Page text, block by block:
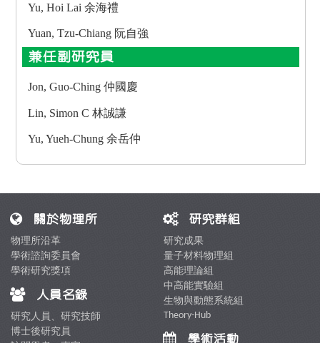
Yu, Hoi Lai 余海禮
Yuan, Tzu-Chiang 阮自強
兼任副研究員
Jon, Guo-Ching 仲國慶
Lin, Simon C 林誠謙
Yu, Yueh-Chung 余岳仲
關於物理所
物理所沿革
學術諮詢委員會
學術研究獎項
人員名錄
研究人員、研究技師
博士後研究員
研究群組
研究成果
量子材料物理組
高能理論組
中高能實驗組
生物與動態系統組
Theory-Hub
學術活動